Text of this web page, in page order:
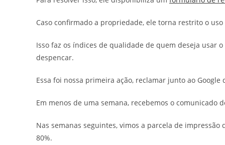
Caso confirmado a propriedade, ele torna restrito o
Isso faz os índices de qualidade de quem deseja usar
despencar.
Essa foi nossa primeira ação, reclamar junto ao
Em menos de uma semana, recebemos o comunicado
Nas semanas seguintes, vimos a parcela de
80%.